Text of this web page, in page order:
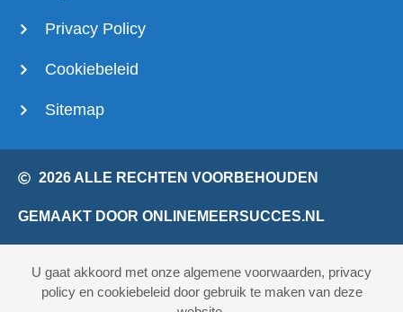
Privacy Policy
Cookiebeleid
Sitemap
2026 ALLE RECHTEN VOORBEHOUDEN
GEMAAKT DOOR ONLINEMEERSUCCES.NL
U gaat akkoord met onze algemene voorwaarden, privacy
policy en cookiebeleid door gebruik te maken van deze